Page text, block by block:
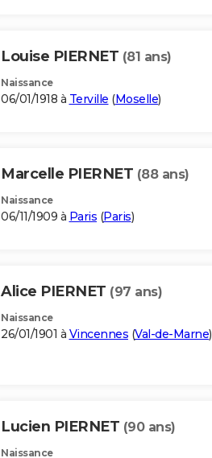
Louise PIERNET (81 ans)
Naissance
06/01/1918 à Terville (Moselle)
Marcelle PIERNET (88 ans)
Naissance
06/11/1909 à Paris (Paris)
Alice PIERNET (97 ans)
Naissance
26/01/1901 à Vincennes (Val-de-Marne)
Lucien PIERNET (90 ans)
Naissance